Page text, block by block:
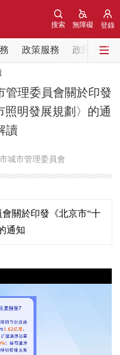
登錄
無障礙
搜索
政策服務 政民互動
部門動態
政策服務
回應關切
理委員會關於印發
照明發展規劃〉的通
讀
城市管理委員會
關於印發《北京市“十
通知